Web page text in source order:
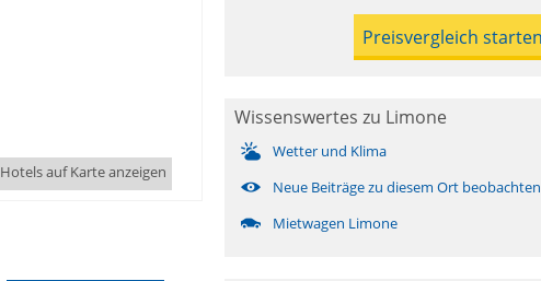
Hotels auf Karte anzeigen
Wissenswertes zu Limone
Wetter und Klima
Neue Beiträge zu diesem Ort beobachten
Mietwagen Limone